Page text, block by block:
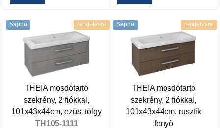
Sapho rendelésre
THEIA mosdótartó
szekrény, 2 fiókkal,
101x43x44cm, ezüst tölgy
TH105-1111
Sapho rendelésre
THEIA mosdótartó
szekrény, 2 fiókkal,
101x43x44cm, rusztik
fenyő